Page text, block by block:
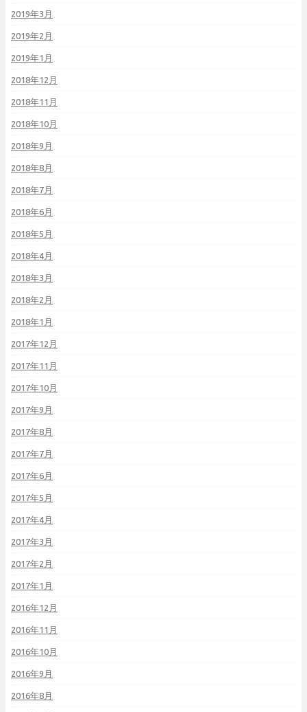
2019年3月
2019年2月
2019年1月
2018年12月
2018年11月
2018年10月
2018年9月
2018年8月
2018年7月
2018年6月
2018年5月
2018年4月
2018年3月
2018年2月
2018年1月
2017年12月
2017年11月
2017年10月
2017年9月
2017年8月
2017年7月
2017年6月
2017年5月
2017年4月
2017年3月
2017年2月
2017年1月
2016年12月
2016年11月
2016年10月
2016年9月
2016年8月